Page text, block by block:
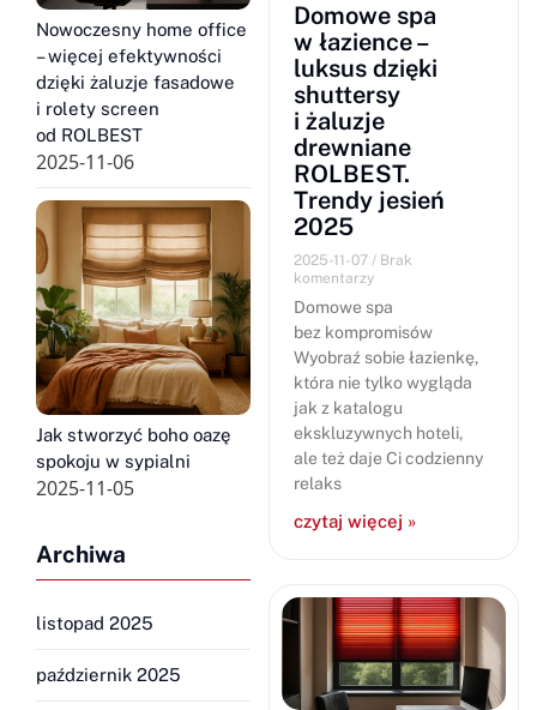
Nowoczesny home office
– więcej efektywności
dzięki żaluzje fasadowe
i rolety screen
od ROLBEST
2025-11-06
Jak stworzyć boho oazę
spokoju w sypialni
2025-11-05
Archiwa
listopad 2025
październik 2025
Domowe spa
w łazience –
luksus dzięki
shuttersy
i żaluzje
drewniane
ROLBEST.
Trendy jesień
2025
2025-11-07
Brak
komentarzy
Domowe spa
bez kompromisów
Wyobraź sobie łazienkę,
która nie tylko wygląda
jak z katalogu
ekskluzywnych hoteli,
ale też daje Ci codzienny
relaks
czytaj więcej »